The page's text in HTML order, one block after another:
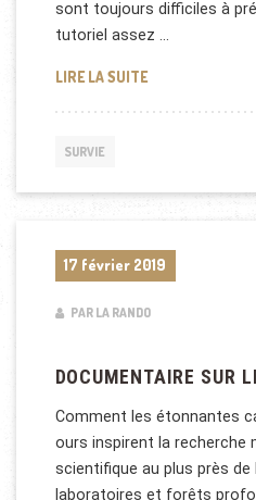
sont toujours difficiles à
tutoriel assez …
LIRE LA SUITECOMMENT
SURVIE
17 février 2019
PAR LA RANDO
DOCUMENTAIRE SUR
Comment les étonnantes
ours inspirent la recherche
scientifique au plus près de
laboratoires et forêts